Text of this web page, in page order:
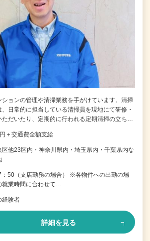
ションの管理や清掃業務を手がけています。清掃
日常的に担当している清掃員を現地にて研修・
ただいたり、定期的に行われる定期清掃の立ち…
＋交通費全額支給
区他23区内・神奈川県内・埼玉県内・千葉県内な
50（支店勤務の場合） ※各物件への出勤の場
就業時間に合わせて…
経験者
詳細を見る